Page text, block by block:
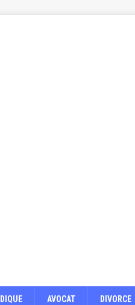
AVOCAT DIVORCE